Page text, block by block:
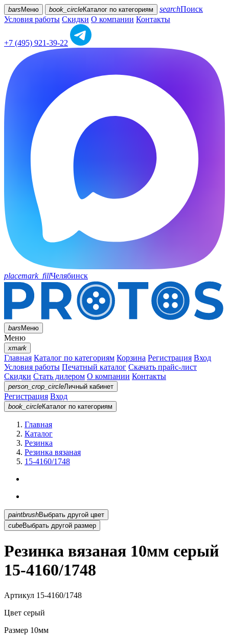
bars Меню book_circleКаталог по категориям searchПоиск
Условия работы Скидки О компании Контакты
+7 (495) 921-39-22
placemark_fillЧелябинск
barsМеню
Меню
xmark
Главная Каталог по категориям Корзина Регистрация Вход
Условия работы Печатный каталог Скачать прайс-лист
Скидки Стать дилером О компании Контакты
person_crop_circleЛичный кабинет
Регистрация Вход
book_circleКаталог по категориям
Главная
Каталог
Резинка
Резинка вязаная
15-4160/1748
paintbrush
Выбрать другой цвет
cubeВыбрать другой размер
Резинка вязаная 10мм серый
15-4160/1748
Артикул 15-4160/1748
Цвет серый
Размер 10мм